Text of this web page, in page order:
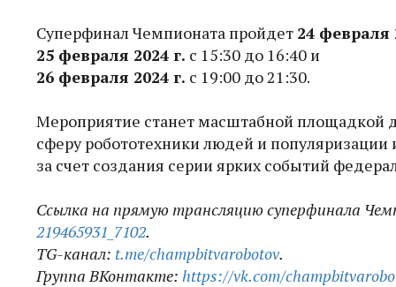
Суперфинал Чемпионата пройдет 24 февраля
25 февраля 2024 г. с 15:30 до 16:40 и
26 февраля 2024 г. с 19:00 до 21:30.
Мероприятие станет масштабной площадкой
сферу робототехники людей и
за счет создания серии ярких событий
Ссылка на прямую трансляцию суперфинала
219465931_7102.
TG-канал: t.me/champbitvarobotov.
Группа ВКонтакте: https://vk.com/